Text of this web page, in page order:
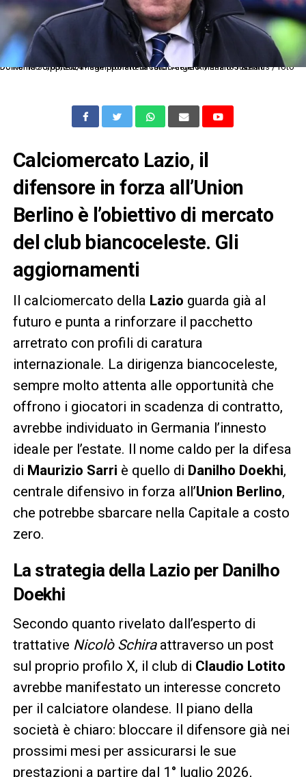
Dc Roma 30/03/2024 - campionato di calcio serie A / Lazio-Juventus / foto Domenico Cippitelli/Image Sport nella foto: Angelo Mariano Fabiani
Calciomercato Lazio, il
difensore in forza all’Union
Berlino è l’obiettivo di mercato
del club biancoceleste. Gli
aggiornamenti
Il calciomercato della Lazio guarda già al
futuro e punta a rinforzare il pacchetto
arretrato con profili di caratura
internazionale. La dirigenza biancoceleste,
sempre molto attenta alle opportunità che
offrono i giocatori in scadenza di contratto,
avrebbe individuato in Germania l’innesto
ideale per l’estate. Il nome caldo per la difesa
di Maurizio Sarri è quello di Danilho Doekhi,
centrale difensivo in forza all’Union Berlino,
che potrebbe sbarcare nella Capitale a costo
zero.
La strategia della Lazio per Danilho
Doekhi
Secondo quanto rivelato dall’esperto di
trattative Nicolò Schiraattraverso un post
sul proprio profilo X, il club di Claudio Lotito
avrebbe manifestato un interesse concreto
per il calciatore olandese. Il piano della
società è chiaro: bloccare il difensore già nei
prossimi mesi per assicurarsi le sue
prestazioni a partire dal 1° luglio 2026,